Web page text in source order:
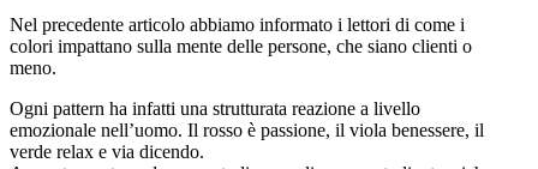
Nel precedente articolo abbiamo informato i lettori di come i
colori impattano sulla mente delle persone, che siano clienti o
meno.
Ogni pattern ha infatti una strutturata reazione a livello
emozionale nell’uomo. Il rosso è passione, il viola benessere, il
verde relax e via dicendo.